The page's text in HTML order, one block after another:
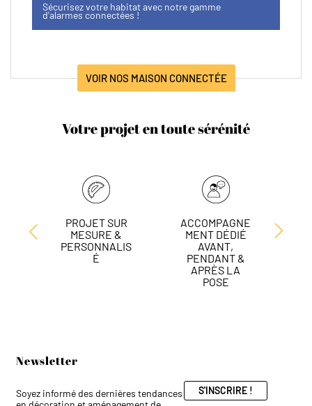
Sécurisez votre habitat avec notre gamme
d'alarmes connectées !
VOIR NOS MAISON CONNECTÉE
Votre projet en toute sérénité
PROJET SUR
MESURE &
PERSONNALIS
É
ACCOMPAGNE
MENT DÉDIÉ
AVANT,
PENDANT &
APRÈS LA
POSE
Newsletter
Soyez informé des dernières tendances
S'INSCRIRE !